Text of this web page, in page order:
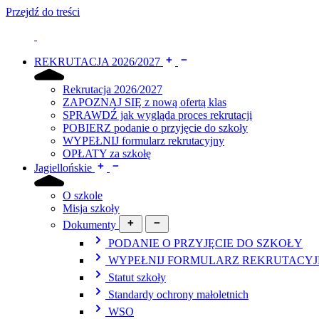
Przejdź do treści
REKRUTACJA 2026/2027
Rekrutacja 2026/2027
ZAPOZNAJ SIĘ z nową ofertą klas
SPRAWDŹ jak wygląda proces rekrutacji
POBIERZ podanie o przyjęcie do szkoły
WYPEŁNIJ formularz rekrutacyjny
OPŁATY za szkołę
Jagiellońskie
O szkole
Misja szkoły
Dokumenty
PODANIE O PRZYJĘCIE DO SZKOŁY
WYPEŁNIJ FORMULARZ
Statut szkoły
Standardy ochrony małoletnich
WSO